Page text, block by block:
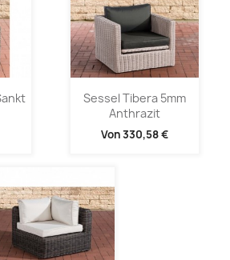
Sessel Tibera 5mm
Anthrazit
Von330,58 €